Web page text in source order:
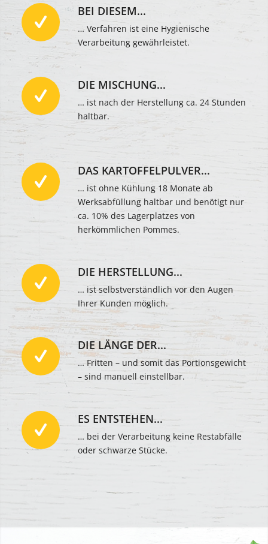
BEI DIESEM...
… Verfahren ist eine Hygienische
Verarbeitung gewährleistet.
DIE MISCHUNG...
… ist nach der Herstellung ca. 24 Stunden
haltbar.
DAS KARTOFFELPULVER...
… ist ohne Kühlung 18 Monate ab
Werksabfüllung haltbar und benötigt nur
ca. 10% des Lagerplatzes von
herkömmlichen Pommes.
DIE HERSTELLUNG...
… ist selbstverständlich vor den Augen
Ihrer Kunden möglich.
DIE LÄNGE DER...
… Fritten – und somit das Portionsgewicht
– sind manuell einstellbar.
ES ENTSTEHEN...
… bei der Verarbeitung keine Restabfälle
oder schwarze Stücke.